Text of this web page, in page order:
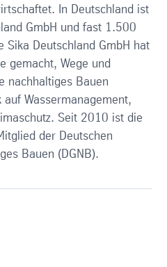
In Deutschland ist
GmbH und fast 1.500
Sika Deutschland GmbH hat
gemacht, Wege und
nachhaltiges Bauen
Wassermanagement,
Seit 2010 ist die
der Deutschen
Bauen (DGNB).